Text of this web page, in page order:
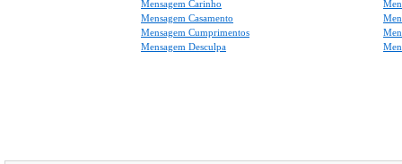
Mensagem Carinho
Mensagem Casamento
Mensagem Cumprimentos
Mensagem Desculpa